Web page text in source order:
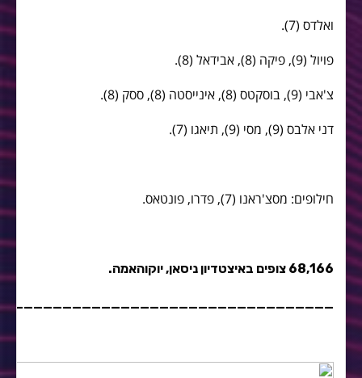
ואלדס (7).
פויול (9), פיקה (8), אבידאל (8).
צ'אבי (9), בוסקטס (8), אינייסטה (8), ססק (8).
דני אלבס (9), מסי (9), תיאגו (7).
חילופים: מסצ'ראנו (7), פדרו, פונטאס.
68,166 צופים באיצטדיון ניסאן, יוקוהאמה.